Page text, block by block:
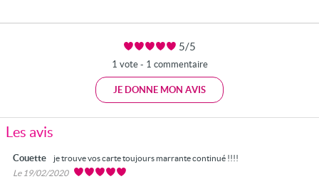
5/5
1 vote - 1 commentaire
JE DONNE MON AVIS
Les avis
Couette
je trouve vos carte toujours marrante continué !!!!
Le 19/02/2020